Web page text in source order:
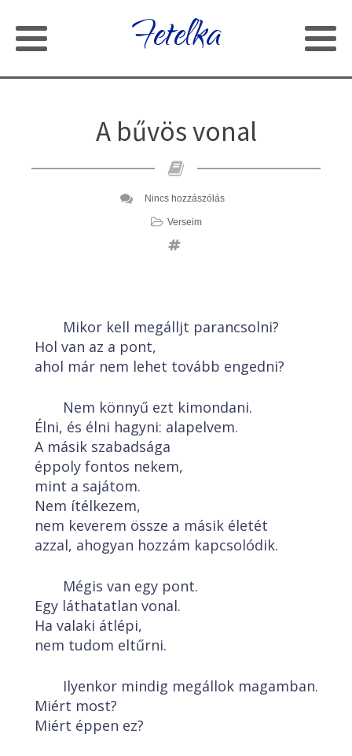
Fetelka
A bűvös vonal
Nincs hozzászólás
Verseim
Mikor kell megálljt parancsolni?
Hol van az a pont,
ahol már nem lehet tovább engedni?
Nem könnyű ezt kimondani.
Élni, és élni hagyni: alapelvem.
A másik szabadsága
éppoly fontos nekem,
mint a sajátom.
Nem ítélkezem,
nem keverem össze a másik életét
azzal, ahogyan hozzám kapcsolódik.
Mégis van egy pont.
Egy láthatatlan vonal.
Ha valaki átlépi,
nem tudom eltűrni.
Ilyenkor mindig megállok magamban.
Miért most?
Miért éppen ez?